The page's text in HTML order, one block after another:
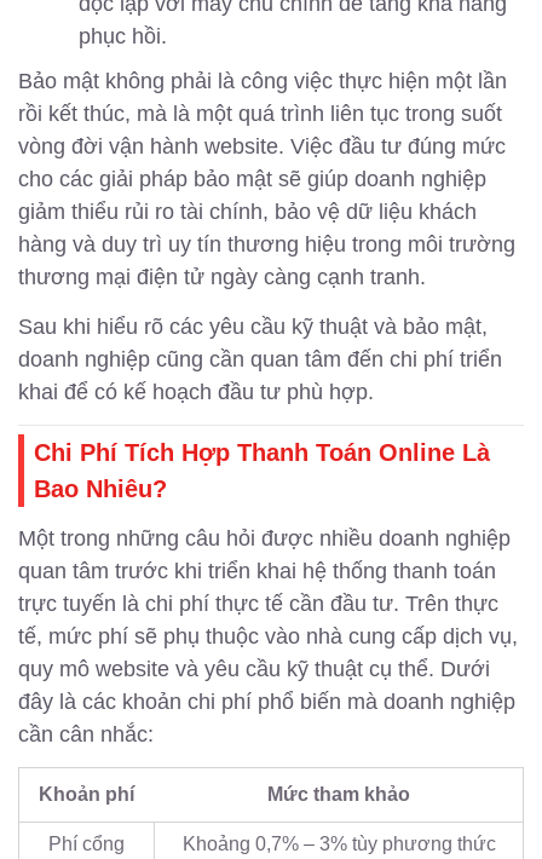
phục hồi.
Bảo mật không phải là công việc thực hiện một lần
rồi kết thúc, mà là một quá trình liên tục trong suốt
vòng đời vận hành website. Việc đầu tư đúng mức
cho các giải pháp bảo mật sẽ giúp doanh nghiệp
giảm thiểu rủi ro tài chính, bảo vệ dữ liệu khách
hàng và duy trì uy tín thương hiệu trong môi trường
thương mại điện tử ngày càng cạnh tranh.
Sau khi hiểu rõ các yêu cầu kỹ thuật và bảo mật,
doanh nghiệp cũng cần quan tâm đến chi phí triển
khai để có kế hoạch đầu tư phù hợp.
Chi Phí Tích Hợp Thanh Toán Online Là
Bao Nhiêu?
Một trong những câu hỏi được nhiều doanh nghiệp
quan tâm trước khi triển khai hệ thống thanh toán
trực tuyến là chi phí thực tế cần đầu tư. Trên thực
tế, mức phí sẽ phụ thuộc vào nhà cung cấp dịch vụ,
quy mô website và yêu cầu kỹ thuật cụ thể. Dưới
đây là các khoản chi phí phổ biến mà doanh nghiệp
cần cân nhắc:
Khoản phí Mức tham khảo
Phí cổng
Khoảng 0,7% – 3% tùy phương thức